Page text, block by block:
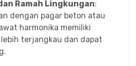
Ramah Lingkungan:
dengan pagar beton atau
harmonika memiliki
terjangkau dan dapat